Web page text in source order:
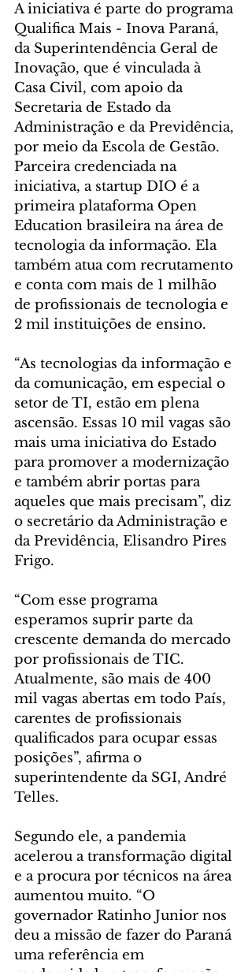
A iniciativa é parte do programa
Qualifica Mais - Inova Paraná,
da Superintendência Geral de
Inovação, que é vinculada à
Casa Civil, com apoio da
Secretaria de Estado da
Administração e da Previdência,
por meio da Escola de Gestão.
Parceira credenciada na
iniciativa, a startup DIO é a
primeira plataforma Open
Education brasileira na área de
tecnologia da informação. Ela
também atua com recrutamento
e conta com mais de 1 milhão
de profissionais de tecnologia e
2 mil instituições de ensino.
“As tecnologias da informação e
da comunicação, em especial o
setor de TI, estão em plena
ascensão. Essas 10 mil vagas são
mais uma iniciativa do Estado
para promover a modernização
e também abrir portas para
aqueles que mais precisam”, diz
o secretário da Administração e
da Previdência, Elisandro Pires
Frigo.
“Com esse programa
esperamos suprir parte da
crescente demanda do mercado
por profissionais de TIC.
Atualmente, são mais de 400
mil vagas abertas em todo País,
carentes de profissionais
qualificados para ocupar essas
posições”, afirma o
superintendente da SGI, André
Telles.
Segundo ele, a pandemia
acelerou a transformação digital
e a procura por técnicos na área
aumentou muito. “O
governador Ratinho Junior nos
deu a missão de fazer do Paraná
uma referência em